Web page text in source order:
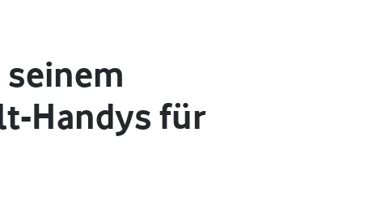
Handys für